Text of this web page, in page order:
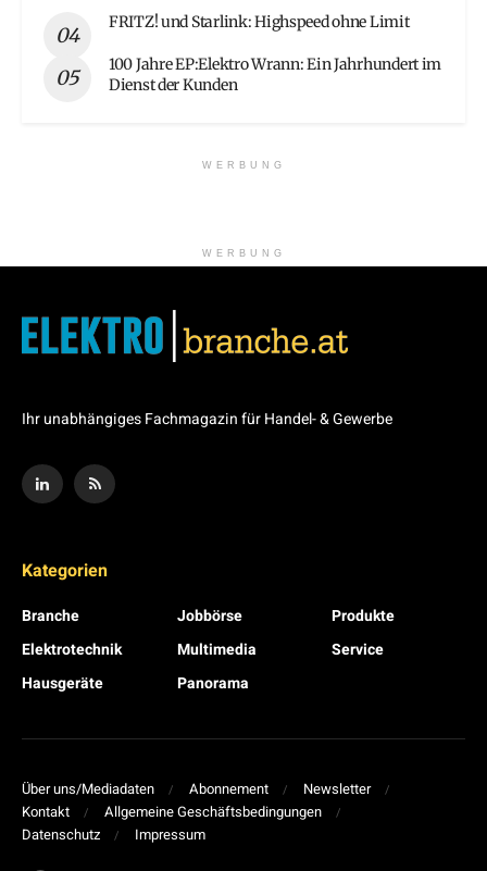
FRITZ! und Starlink: Highspeed ohne Limit
100 Jahre EP:Elektro Wrann: Ein Jahrhundert im
Dienst der Kunden
WERBUNG
WERBUNG
Ihr unabhängiges Fachmagazin für Handel- & Gewerbe
Kategorien
Branche
Elektrotechnik
Hausgeräte
Jobbörse
Multimedia
Panorama
Produkte
Service
Über uns/Mediadaten Abonnement
Newsletter
Kontakt
Allgemeine Geschäftsbedingungen
Datenschutz
Impressum